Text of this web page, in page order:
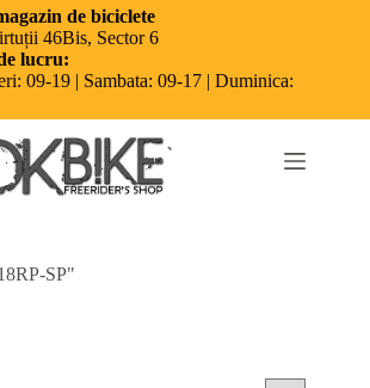
de biciclete
46Bis, Sector 6
lucru:
09-19 | Sambata: 09-17 | Duminica:
SP"